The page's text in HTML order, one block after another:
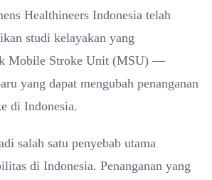
Healthineers Indonesia telah
studi kelayakan yang
Mobile Stroke Unit (MSU) —
yang dapat mengubah penanganan
di Indonesia.
salah satu penyebab utama
di Indonesia. Penanganan yang